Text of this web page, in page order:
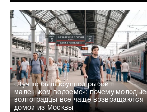
«Лучше быть крупной рыбой в
маленьком водоеме»: почему молодые
волгоградцы все чаще возвращаются
домой из Москвы